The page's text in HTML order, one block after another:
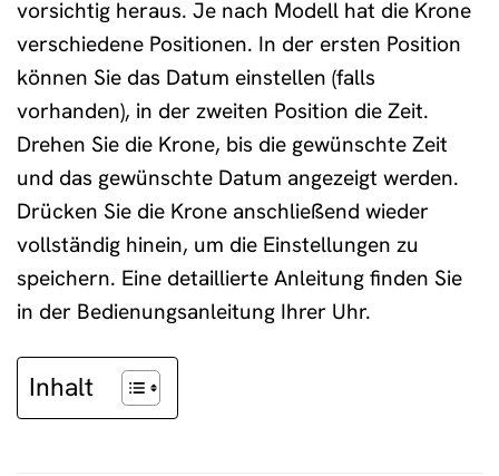
vorsichtig heraus. Je nach Modell hat die Krone
verschiedene Positionen. In der ersten Position
können Sie das Datum einstellen (falls
vorhanden), in der zweiten Position die Zeit.
Drehen Sie die Krone, bis die gewünschte Zeit
und das gewünschte Datum angezeigt werden.
Drücken Sie die Krone anschließend wieder
vollständig hinein, um die Einstellungen zu
speichern. Eine detaillierte Anleitung finden Sie
in der Bedienungsanleitung Ihrer Uhr.
Inhalt